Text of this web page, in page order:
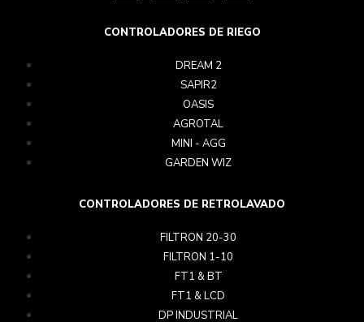
CONTROLADORES DE RIEGO
DREAM 2
SAPIR2
OASIS
AGROTAL
MINI - AGG
GARDEN WIZ
CONTROLADORES DE RETROLAVADO
FILTRON 20-30
FILTRON 1-10
FT1 & BT
FT1 & LCD
DP INDUSTRIAL